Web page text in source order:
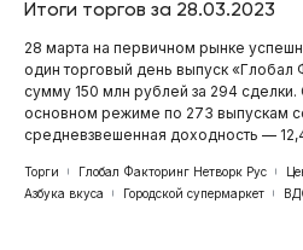
Итоги торгов за 28.03.2023
28 марта на первичном рынке
один торговый день выпуск «Глобал
сумму 150 млн рублей за 294
основном режиме по 273 выпускам
средневзвешенная доходность —
Торги Глобал Факторинг Нетворк Рус
Азбука вкуса
Городской супермаркет